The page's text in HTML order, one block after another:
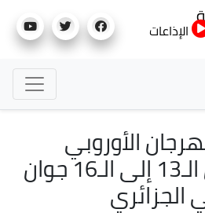
إلى
الإذاعات
للمهرجان الأوروبي
للموسيقى من الـ13 إلى الـ16 جوان